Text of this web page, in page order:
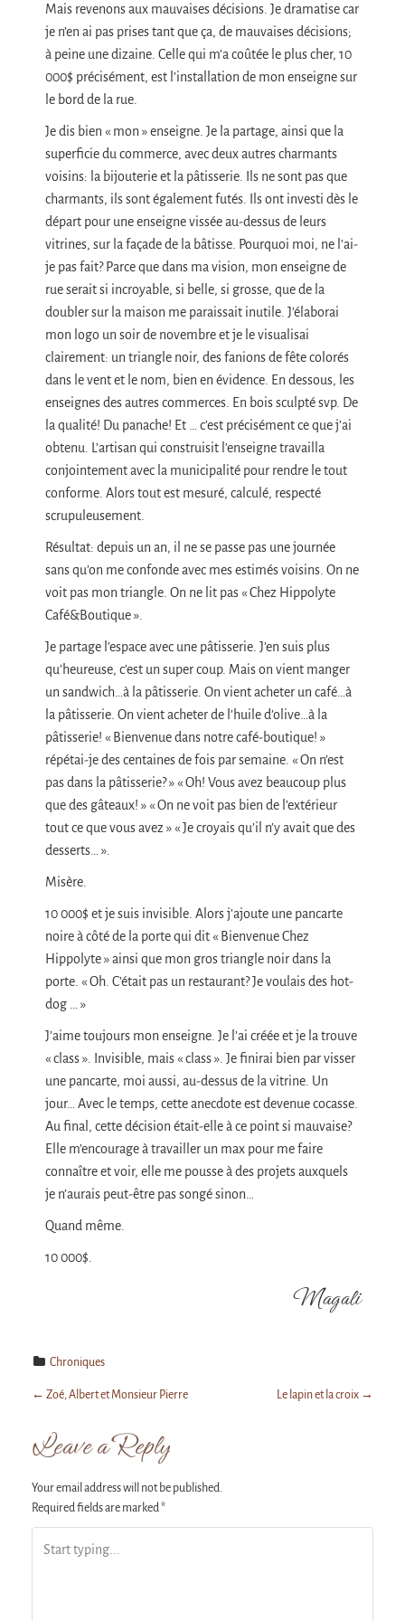
Mais revenons aux mauvaises décisions. Je dramatise car
je n’en ai pas prises tant que ça, de mauvaises décisions;
à peine une dizaine. Celle qui m’a coûtée le plus cher, 10
000$ précisément, est l’installation de mon enseigne sur
le bord de la rue.
Je dis bien « mon » enseigne. Je la partage, ainsi que la
superficie du commerce, avec deux autres charmants
voisins: la bijouterie et la pâtisserie. Ils ne sont pas que
charmants, ils sont également futés. Ils ont investi dès le
départ pour une enseigne vissée au-dessus de leurs
vitrines, sur la façade de la bâtisse. Pourquoi moi, ne l’ai-
je pas fait? Parce que dans ma vision, mon enseigne de
rue serait si incroyable, si belle, si grosse, que de la
doubler sur la maison me paraissait inutile. J’élaborai
mon logo un soir de novembre et je le visualisai
clairement: un triangle noir, des fanions de fête colorés
dans le vent et le nom, bien en évidence. En dessous, les
enseignes des autres commerces. En bois sculpté svp. De
la qualité! Du panache! Et … c’est précisément ce que j’ai
obtenu. L’artisan qui construisit l’enseigne travailla
conjointement avec la municipalité pour rendre le tout
conforme. Alors tout est mesuré, calculé, respecté
scrupuleusement.
Résultat: depuis un an, il ne se passe pas une journée
sans qu’on me confonde avec mes estimés voisins. On ne
voit pas mon triangle. On ne lit pas « Chez Hippolyte
Café&Boutique ».
Je partage l’espace avec une pâtisserie. J’en suis plus
qu’heureuse, c’est un super coup. Mais on vient manger
un sandwich…à la pâtisserie. On vient acheter un café…à
la pâtisserie. On vient acheter de l’huile d’olive…à la
pâtisserie! « Bienvenue dans notre café-boutique! »
répétai-je des centaines de fois par semaine. « On n’est
pas dans la pâtisserie? » « Oh! Vous avez beaucoup plus
que des gâteaux! » « On ne voit pas bien de l’extérieur
tout ce que vous avez » « Je croyais qu’il n’y avait que des
desserts… ».
Misère.
10 000$ et je suis invisible. Alors j’ajoute une pancarte
noire à côté de la porte qui dit « Bienvenue Chez
Hippolyte » ainsi que mon gros triangle noir dans la
porte. « Oh. C’était pas un restaurant? Je voulais des hot-
dog … »
J’aime toujours mon enseigne. Je l’ai créée et je la trouve
« class ». Invisible, mais « class ». Je finirai bien par visser
une pancarte, moi aussi, au-dessus de la vitrine. Un
jour… Avec le temps, cette anecdote est devenue cocasse.
Au final, cette décision était-elle à ce point si mauvaise?
Elle m’encourage à travailler un max pour me faire
connaître et voir, elle me pousse à des projets auxquels
je n’aurais peut-être pas songé sinon…
Quand même.
10 000$.
Magali
Chroniques
P
o
s
← Zoé, Albert et Monsieur Pierre Le lapin et la croix →
Leave a Reply
Your email address will not be published.
Required fields are marked *